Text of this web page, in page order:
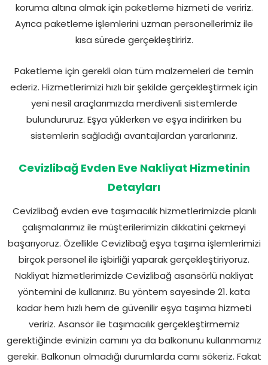
koruma altına almak için paketleme hizmeti de veririz.
Ayrıca paketleme işlemlerini uzman personellerimiz ile
kısa sürede gerçekleştiririz.
Paketleme için gerekli olan tüm malzemeleri de temin
ederiz. Hizmetlerimizi hızlı bir şekilde gerçekleştirmek için
yeni nesil araçlarımızda merdivenli sistemlerde
bulundururuz. Eşya yüklerken ve eşya indirirken bu
sistemlerin sağladığı avantajlardan yararlanırız.
Cevizlibağ Evden Eve Nakliyat Hizmetinin
Detayları
Cevizlibağ evden eve taşımacılık hizmetlerimizde planlı
çalışmalarımız ile müşterilerimizin dikkatini çekmeyi
başarıyoruz. Özellikle Cevizlibağ eşya taşıma işlemlerimizi
birçok personel ile işbirliği yaparak gerçekleştiriyoruz.
Nakliyat hizmetlerimizde Cevizlibağ asansörlü nakliyat
yöntemini de kullanırız. Bu yöntem sayesinde 21. kata
kadar hem hızlı hem de güvenilir eşya taşıma hizmeti
veririz. Asansör ile taşımacılık gerçekleştirmemiz
gerektiğinde evinizin camını ya da balkonunu kullanmamız
gerekir. Balkonun olmadığı durumlarda camı sökeriz. Fakat